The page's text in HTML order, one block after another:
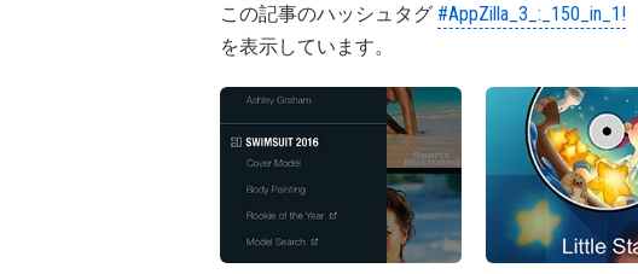
この記事のハッシュタグ #AppZilla_3_:_150_in_1!
を表示しています。